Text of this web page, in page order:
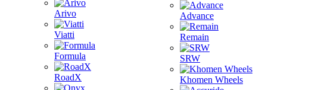
Arivo
Viatti
Formula
RoadX
Advance
Remain
SRW
Khomen Wheels